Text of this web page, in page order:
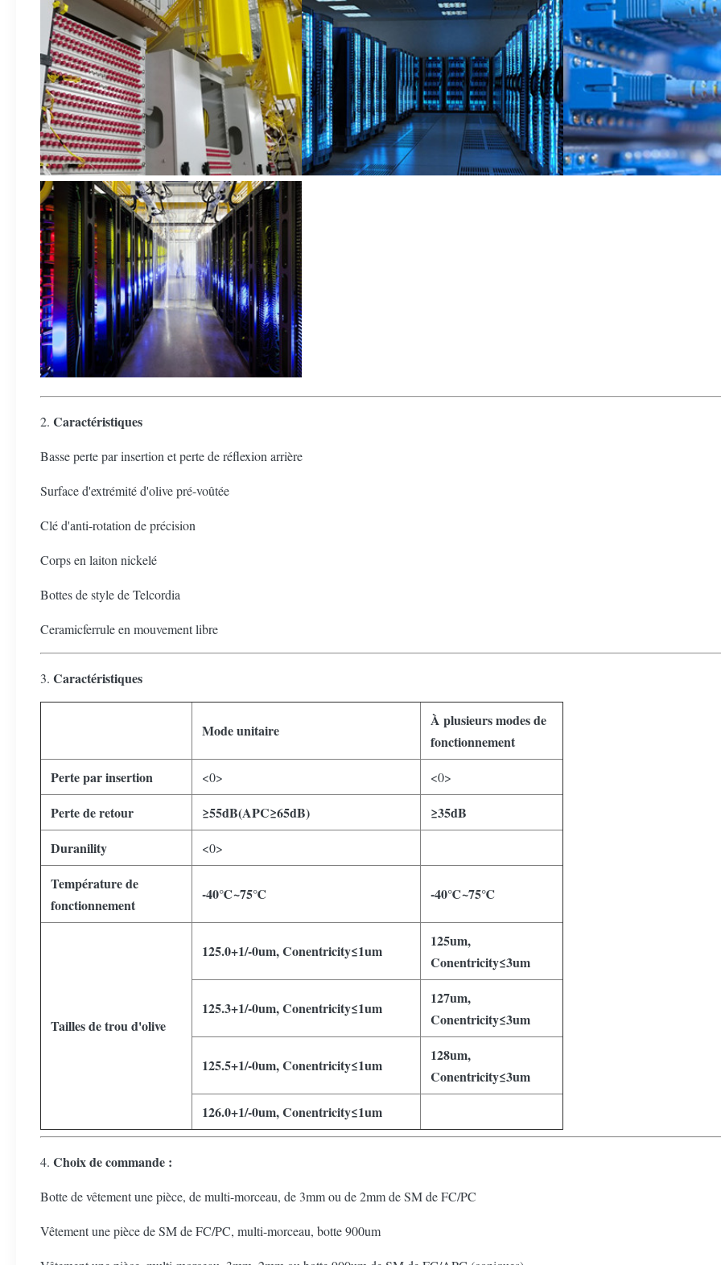
2. Caractéristiques
Basse perte par insertion et perte de réflexion arrière
Surface d'extrémité d'olive pré-voûtée
Clé d'anti-rotation de précision
Corps en laiton nickelé
Bottes de style de Telcordia
Ceramicferrule en mouvement libre
3. Caractéristiques
Mode unitaire
À plusieurs modes de
fonctionnement
Perte par insertion
<0> <0>
Perte de retour ≥55dB(APC≥65dB)
≥35dB
Duranility
<0>
Température de
fonctionnement
-40℃~75℃ -40℃~75℃
Tailles de trou d'olive
125.0+1/-0um, Conentricity≤1um
125um,
Conentricity≤3um
125.3+1/-0um, Conentricity≤1um
127um,
Conentricity≤3um
125.5+1/-0um, Conentricity≤1um
128um,
Conentricity≤3um
126.0+1/-0um, Conentricity≤1um
4. Choix de commande :
Botte de vêtement une pièce, de multi-morceau, de 3mm ou de 2mm de SM de FC/PC
Vêtement une pièce de SM de FC/PC, multi-morceau, botte 900um